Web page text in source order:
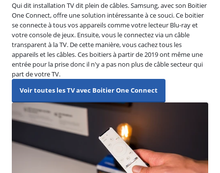
Qui dit installation TV dit plein de câbles. Samsung, avec son Boitier
One Connect, offre une solution intéressante à ce souci. Ce boitier
se connecte à tous vos appareils comme votre lecteur Blu-ray et
votre console de jeux. Ensuite, vous le connectez via un câble
transparent à la TV. De cette manière, vous cachez tous les
appareils et les câbles. Ces boitiers à partir de 2019 ont même une
entrée pour la prise donc il n'y a pas non plus de câble secteur qui
part de votre TV.
Voir toutes les TV avec Boitier One Connect